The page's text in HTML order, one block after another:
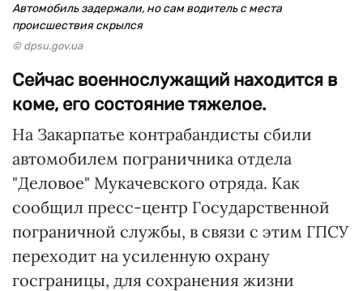
Автомобиль задержали, но сам водитель с места
происшествия скрылся
© dpsu.gov.ua
Сейчас военнослужащий находится в
коме, его состояние тяжелое.
На Закарпатье контрабандисты сбили
автомобилем пограничника отдела
"Деловое" Мукачевского отряда. Как
сообщил пресс-центр Государственной
пограничной службы, в связи с этим ГПСУ
переходит на усиленную охрану
госграницы, для сохранения жизни